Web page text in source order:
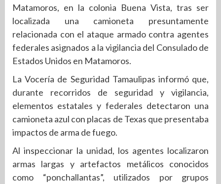
Matamoros, en la colonia Buena Vista, tras ser
localizada una camioneta presuntamente
relacionada con el ataque armado contra agentes
federales asignados a la vigilancia del Consulado de
Estados Unidos en Matamoros.
La Vocería de Seguridad Tamaulipas informó que,
durante recorridos de seguridad y vigilancia,
elementos estatales y federales detectaron una
camioneta azul con placas de Texas que presentaba
impactos de arma de fuego.
Al inspeccionar la unidad, los agentes localizaron
armas largas y artefactos metálicos conocidos
como “ponchallantas”, utilizados por grupos